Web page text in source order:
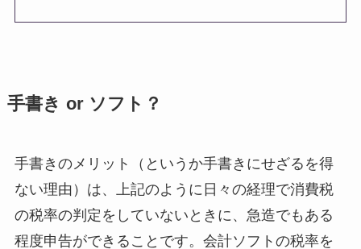
手書き or ソフト？
手書きのメリット（というか手書きにせざるを得
ない理由）は、上記のように日々の経理で消費税
の税率の判定をしていないときに、急造でもある
程度申告ができることです。会計ソフトの税率を